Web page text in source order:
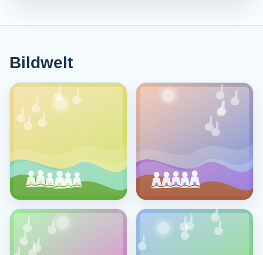
Bildwelt